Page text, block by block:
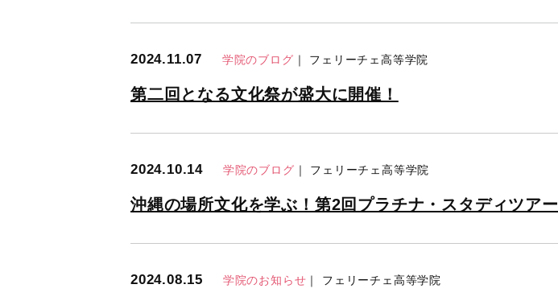
2024.11.07 学院のブログ ｜ フェリーチェ高等学院
第二回となる文化祭が盛大に開催！
2024.10.14 学院のブログ ｜ フェリーチェ高等学院
沖縄の場所文化を学ぶ！第2回プラチナ・スタディツアー
2024.08.15 学院のお知らせ ｜ フェリーチェ高等学院